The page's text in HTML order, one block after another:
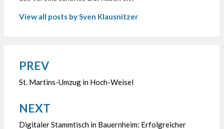
View all posts by Sven Klausnitzer
Beitragsnavigation
PREV
St. Martins-Umzug in Hoch-Weisel
NEXT
Digitaler Stammtisch in Bauernheim: Erfolgreicher